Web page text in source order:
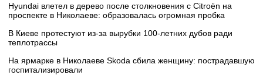
Hyundai влетел в дерево после столкновения с Citroën на
проспекте в Николаеве: образовалась огромная пробка
В Киеве протестуют из-за вырубки 100-летних дубов ради
теплотрассы
На ярмарке в Николаеве Skoda сбила женщину: пострадавшую
госпитализировали